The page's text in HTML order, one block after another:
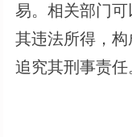
易。相关部门
其违法所得，
追究其刑事责任